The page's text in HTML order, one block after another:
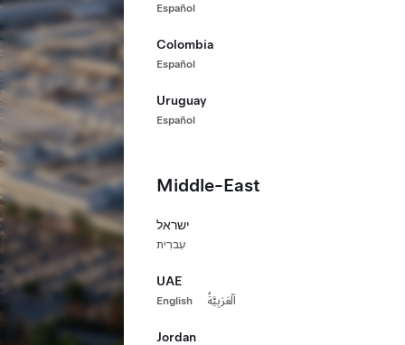
Español
Colombia
Español
Uruguay
Español
Middle-East
ישראל
עִברִית
UAE
English اَلْعَرَبِيَّةُ
Jordan